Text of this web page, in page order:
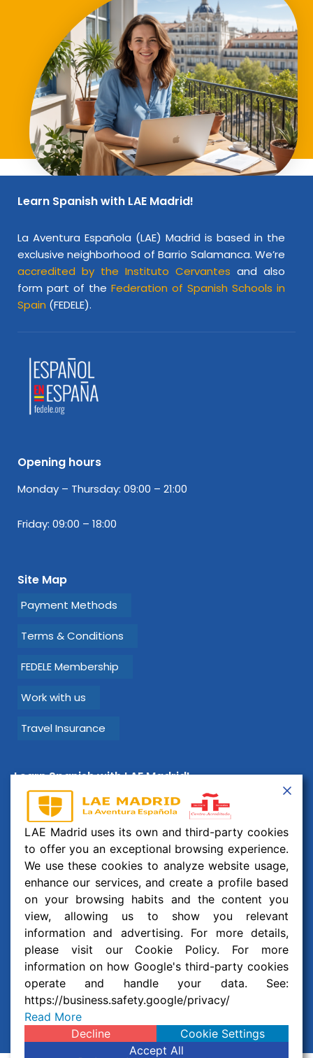
Learn Spanish with LAE Madrid!
La Aventura Española (LAE) Madrid is based in the
exclusive neighborhood of Barrio Salamanca. We’re
accredited by the Instituto Cervantes and also
form part of the Federation of Spanish Schools in
Spain (FEDELE).
Opening hours
Monday – Thursday: 09:00 – 21:00
Friday: 09:00 – 18:00
Site Map
Payment Methods
Terms & Conditions
FEDELE Membership
Work with us
Travel Insurance
Learn Spanish with LAE Madrid!
Email:
info@laemadrid.com
Phone: (+34) 912 19 69 91
Address:Calle Montesa 35, esc. izquierda, 2 izquierda.
28006 Madrid, España
Follow us
F
a
c
e
b
o
o
k
I
n
t
a
g
r
a
m
Y
o
u
t
b
e
W
h
a
t
s
a
p
© 2026 Business and Language College Spain S.L | All
Rights Reserved
Legal notice
LAE Madrid uses its own and third-party cookies
to offer you an exceptional browsing experience.
We use these cookies to analyze website usage,
enhance our services, and create a profile based
on your browsing habits and the content you
view, allowing us to show you relevant
information and advertising. For more details,
please visit our Cookie Policy. For more
information on how Google's third-party cookies
operate and handle your data. See:
https://business.safety.google/privacy/
Read More
Decline
Cookie Settings
Accept All